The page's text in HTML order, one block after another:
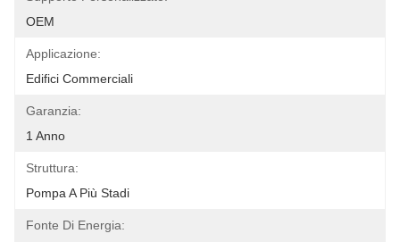
OEM
Applicazione:
Edifici Commerciali
Garanzia:
1 Anno
Struttura:
Pompa A Più Stadi
Fonte Di Energia: